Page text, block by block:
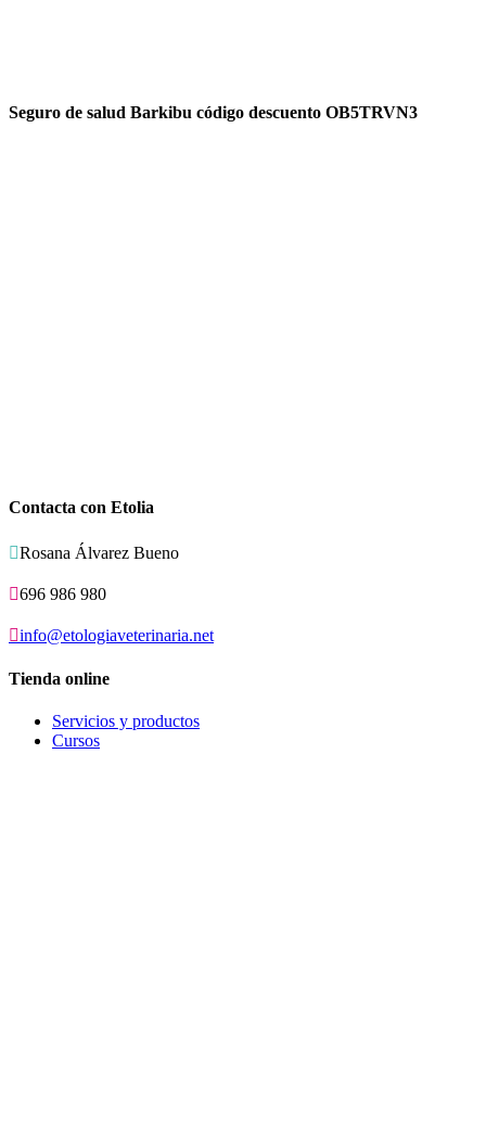
Seguro de salud Barkibu código descuento OB5TRVN3
Contacta con Etolia
Rosana Álvarez Bueno
696 986 980
info@etologiaveterinaria.net
Tienda online
Servicios y productos
Cursos